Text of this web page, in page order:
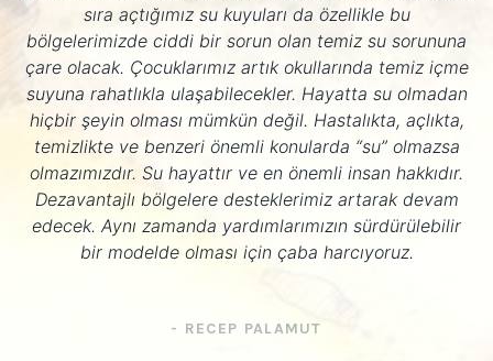
sıra açtığımız su kuyuları da özellikle bu
bölgelerimizde ciddi bir sorun olan temiz su sorununa
çare olacak. Çocuklarımız artık okullarında temiz içme
suyuna rahatlıkla ulaşabilecekler. Hayatta su olmadan
hiçbir şeyin olması mümkün değil. Hastalıkta, açlıkta,
temizlikte ve benzeri önemli konularda “su” olmazsa
olmazımızdır. Su hayattır ve en önemli insan hakkıdır.
Dezavantajlı bölgelere desteklerimiz artarak devam
edecek. Aynı zamanda yardımlarımızın sürdürülebilir
bir modelde olması için çaba harcıyoruz.​
- RECEP PALAMUT